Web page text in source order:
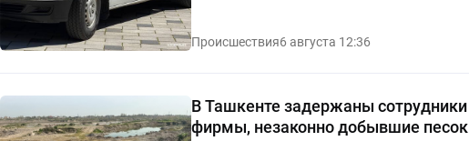
Происшествия6 августа 12:36
В Ташкенте задержаны сотрудники
фирмы, незаконно добывшие песок